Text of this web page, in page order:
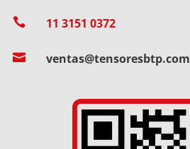
 11 3151 0372
 ventas@tensoresbtp.com